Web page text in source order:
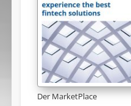
Der MarketPlace